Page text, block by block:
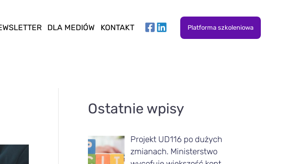
DLA MEDIÓW KONTAKT Platforma szkoleniowa
Ostatnie wpisy
Projekt UD116 po dużych
zmianach. Ministerstwo
r
y
k